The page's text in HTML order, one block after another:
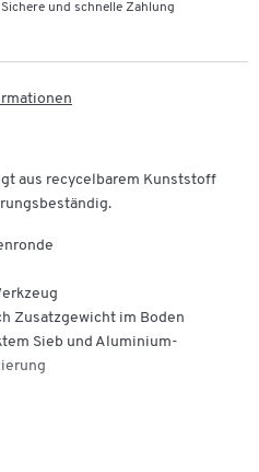
Sichere und schnelle Zahlung
aus recycelbarem Kunststoff
Zusatzgewicht im Boden
Sieb und Aluminium-